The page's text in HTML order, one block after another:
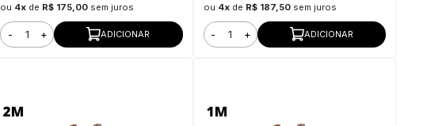
ou 4x de R$ 175,00 sem juros
- + ADICIONAR
ou 4xde R$ 187,50 sem juros
- + ADICIONAR